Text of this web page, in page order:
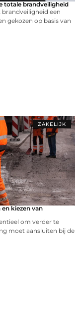
totale brandveiligheid
een
gekozen op basis van
ZAKELIJK
kiezen van
om verder te
moet aansluiten bij de